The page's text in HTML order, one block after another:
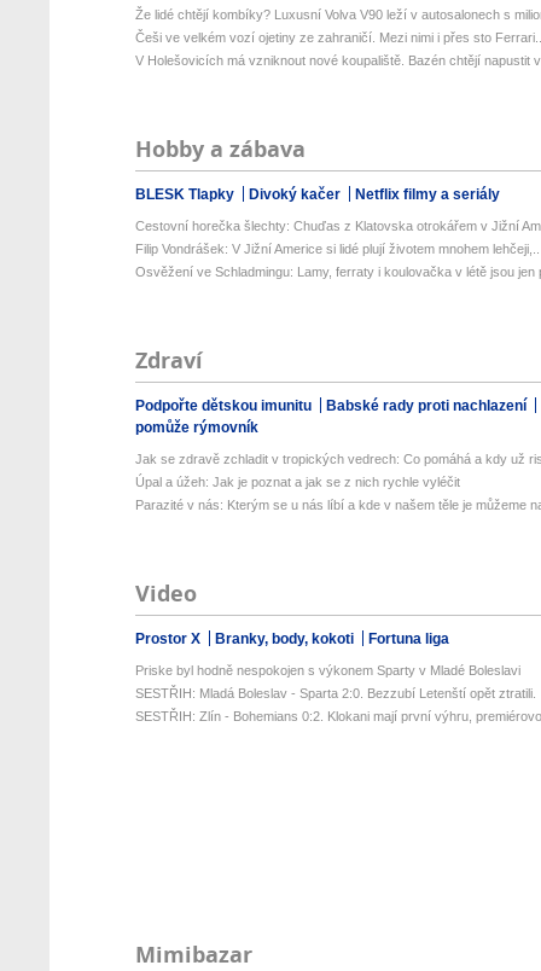
Že lidé chtějí kombíky? Luxusní Volva V90 leží v autosalonech s
Češi ve velkém vozí ojetiny ze zahraničí. Mezi nimi i přes sto
V Holešovicích má vzniknout nové koupaliště. Bazén chtějí napustit
Hobby a zábava
BLESK Tlapky Divoký kačer Netflix filmy a seriály
Cestovní horečka šlechty: Chuďas z Klatovska otrokářem v Jižní
Filip Vondrášek: V Jižní Americe si lidé plují životem mnohem
Osvěžení ve Schladmingu: Lamy, ferraty i koulovačka v létě jsou jen
Zdraví
Podpořte dětskou imunitu
Babské rady proti nachlazení
pomůže rýmovník
Jak se zdravě zchladit v tropických vedrech: Co pomáhá a kdy už
Úpal a úžeh: Jak je poznat a jak se z nich rychle vyléčit
Parazité v nás: Kterým se u nás líbí a kde v našem těle je můžeme
Video
Prostor X Branky, body, kokoti Fortuna liga
Priske byl hodně nespokojen s výkonem Sparty v Mladé Boleslavi
SESTŘIH: Mladá Boleslav - Sparta 2:0. Bezzubí Letenští opět ztratili.
SESTŘIH: Zlín - Bohemians 0:2. Klokani mají první výhru,
Mimibazar